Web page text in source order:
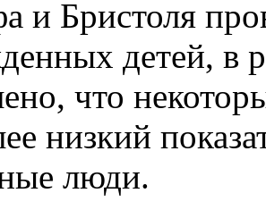
и Бристоля
детей, в
что
низкий
люди.